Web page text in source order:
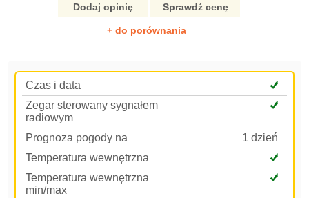
Dodaj opinię Sprawdź cenę
+ do porównania
Czas i data
Zegar sterowany sygnałem
radiowym
Prognoza pogody na
1 dzień
Temperatura wewnętrzna
Temperatura wewnętrzna
min/max